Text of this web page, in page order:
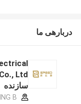
دربارهی ما
سازنده
B